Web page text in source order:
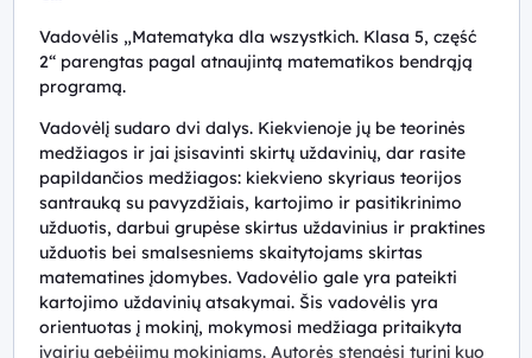
Vadovėlis „Matematyka dla wszystkich. Klasa 5, część
2“ parengtas pagal atnaujintą matematikos bendrąją
programą.
Vadovėlį sudaro dvi dalys. Kiekvienoje jų be teorinės
medžiagos ir jai įsisavinti skirtų uždavinių, dar rasite
papildančios medžiagos: kiekvieno skyriaus teorijos
santrauką su pavyzdžiais, kartojimo ir pasitikrinimo
užduotis, darbui grupėse skirtus uždavinius ir praktines
užduotis bei smalsesniems skaitytojams skirtas
matematines įdomybes. Vadovėlio gale yra pateikti
kartojimo uždavinių atsakymai. Šis vadovėlis yra
orientuotas į mokinį, mokymosi medžiaga pritaikyta
įvairių gebėjimų mokiniams. Autorės stengėsi turinį kuo